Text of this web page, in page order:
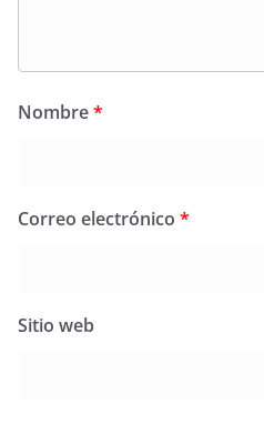
Nombre*
Correo electrónico *
Sitio web